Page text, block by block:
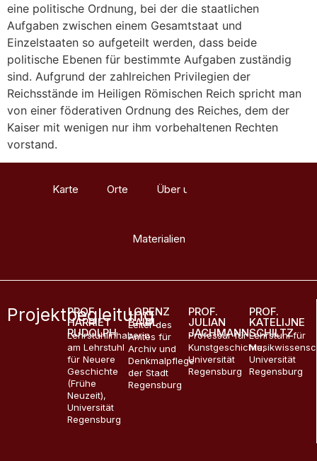
eine politische Ordnung, bei der die staatlichen
Aufgaben zwischen einem Gesamtstaat und
Einzelstaaten so aufgeteilt werden, dass beide
politische Ebenen für bestimmte Aufgaben zuständig
sind. Aufgrund der zahlreichen Privilegien der
Reichsstände im Heiligen Römischen Reich spricht man
von einer föderativen Ordnung des Reiches, dem der
Kaiser mit wenigen nur ihm vorbehaltenen Rechten
vorstand.
Karte Orte Über uns
Materialien
Projektbegleitung
PROF.
HARRIET
RUDOLPH
Lehrstuhlinhaberin
am Lehrstuhl
für Neuere
Geschichte
(Frühe
Neuzeit),
Universität
Regensburg
LORENZ
BAIBL
Leiter des
Amtes für
Archiv und
Denkmalpflege
der Stadt
Regensburg
PROF.
JULIAN
JACHMANN
Professur für
Kunstgeschichte,
Universität
Regensburg
PROF.
KATELIJNE
SCHILTZ
Lehrstuhl für
Universität
Regensburg